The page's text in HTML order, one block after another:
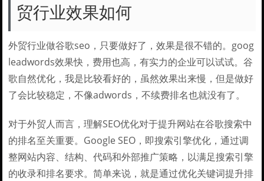
贸行业效果如何
外贸行业做谷歌seo，只要做好了，效果是很不错的。goog
leadwords效果快，费用也高，有实力的企业可以试试。谷
歌自然优化，我是比较看好的，虽然效果出来慢，但是做好
了会比较稳定，不像adwords，不续费排名也就没有了。
对于外贸人而言，理解SEO优化对于提升网站在谷歌搜索中
的排名至关重要。Google SEO，即搜索引擎优化，通过调
整网站内容、结构、代码和外部推广策略，以满足搜索引擎
的收录和排名要求。简单来说，就是通过优化关键词提升排